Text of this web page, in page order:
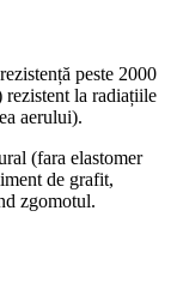
peste 2000
rezistent la radiațiile
aerului).
(fara elastomer
de grafit,
zgomotul.